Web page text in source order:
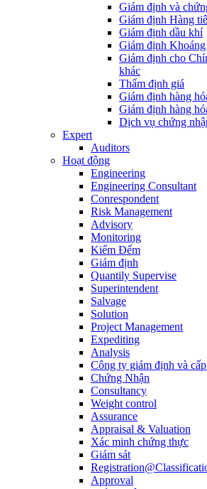
Giám định và
Giám định Hàng
Giám định dầu khí
Giám định Khoáng
Giám định cho
khác
Thẩm định giá
Giám định hàng
Giám định hàng
Dịch vụ chứng
Expert
Auditors
Hoạt động
Engineering
Engineering Consultant
Conrespondent
Risk Management
Advisory
Monitoring
Kiểm Đếm
Giám định
Quantily Supervise
Superintendent
Salvage
Solution
Project Management
Expediting
Analysis
Công ty giám định và
Chứng Nhận
Consultancy
Weight control
Assurance
Appraisal & Valuation
Xác minh chứng thực
Giám sát
Approval